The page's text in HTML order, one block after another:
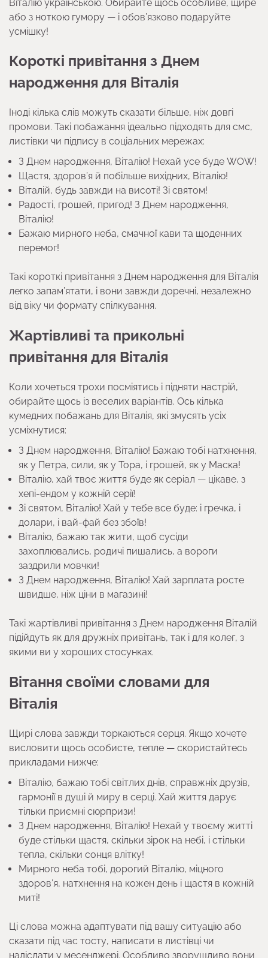
Віталію українською. Обирайте щось особливе, щире
або з ноткою гумору — і обов’язково подаруйте
усмішку!
Короткі привітання з Днем
народження для Віталія
Іноді кілька слів можуть сказати більше, ніж довгі
промови. Такі побажання ідеально підходять для смс,
листівки чи підпису в соціальних мережах:
З Днем народження, Віталію! Нехай усе буде WOW!
Щастя, здоров’я й побільше вихідних, Віталію!
Віталій, будь завжди на висоті! Зі святом!
Радості, грошей, пригод! З Днем народження,
Віталію!
Бажаю мирного неба, смачної кави та щоденних
перемог!
Такі короткі привітання з Днем народження для Віталія
легко запам’ятати, і вони завжди доречні, незалежно
від віку чи формату спілкування.
Жартівливі та прикольні
привітання для Віталія
Коли хочеться трохи посміятись і підняти настрій,
обирайте щось із веселих варіантів. Ось кілька
кумедних побажань для Віталія, які змусять усіх
усміхнутися:
З Днем народження, Віталію! Бажаю тобі натхнення,
як у Петра, сили, як у Тора, і грошей, як у Маска!
Віталію, хай твоє життя буде як серіал — цікаве, з
хепі-ендом у кожній серії!
Зі святом, Віталію! Хай у тебе все буде: і гречка, і
долари, і вай-фай без збоїв!
Віталію, бажаю так жити, щоб сусіди
захоплювались, родичі пишались, а вороги
заздрили мовчки!
З Днем народження, Віталію! Хай зарплата росте
швидше, ніж ціни в магазині!
Такі жартівливі привітання з Днем народження Віталій
підійдуть як для дружніх привітань, так і для колег, з
якими ви у хороших стосунках.
Вітання своїми словами для
Віталія
Щирі слова завжди торкаються серця. Якщо хочете
висловити щось особисте, тепле — скористайтесь
прикладами нижче:
Віталію, бажаю тобі світлих днів, справжніх друзів,
гармонії в душі й миру в серці. Хай життя дарує
тільки приємні сюрпризи!
З Днем народження, Віталію! Нехай у твоєму житті
буде стільки щастя, скільки зірок на небі, і стільки
тепла, скільки сонця влітку!
Мирного неба тобі, дорогий Віталію, міцного
здоров’я, натхнення на кожен день і щастя в кожній
миті!
Ці слова можна адаптувати під вашу ситуацію або
сказати під час тосту, написати в листівці чи
надіслати у месенджері. Особливо зворушливо вони